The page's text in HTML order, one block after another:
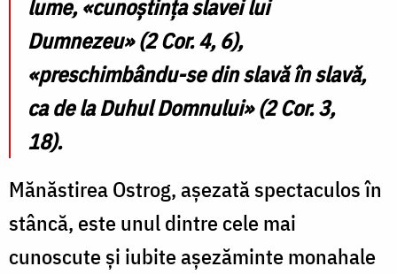
lume, «cunoștința slavei lui
Dumnezeu» (2 Cor. 4, 6),
«preschimbându-se din slavă în slavă,
ca de la Duhul Domnului» (2 Cor. 3,
18).
Mănăstirea Ostrog, așezată spectaculos în
stâncă, este unul dintre cele mai
cunoscute și iubite așezăminte monahale